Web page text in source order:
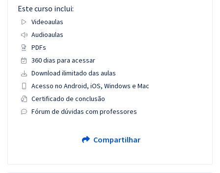
Este curso inclui:
Videoaulas
Audioaulas
PDFs
360 dias para acessar
Download ilimitado das aulas
Acesso no Android, iOS, Windows e Mac
Certificado de conclusão
Fórum de dúvidas com professores
Compartilhar